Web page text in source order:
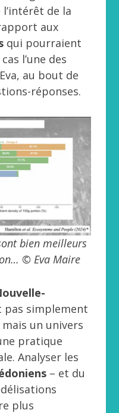
de la
aux
qui pourraient
l’une des
au bout de
réponses.
bien meilleurs
© Eva Maire
pas simplement
un univers
pratique
Analyser les
– et du
plus